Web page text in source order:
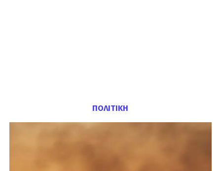
ΠΟΛΙΤΙΚΗ